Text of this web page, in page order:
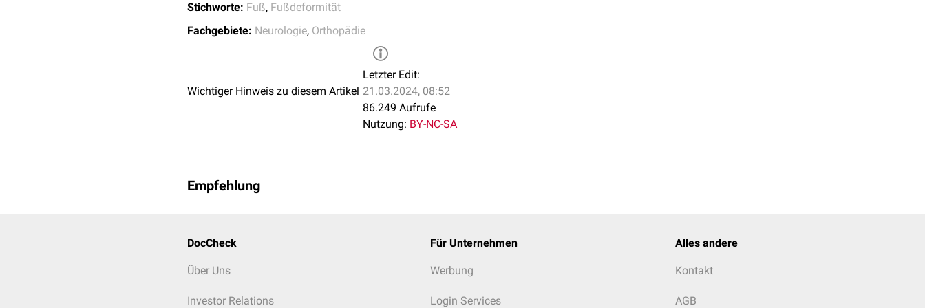
Stichworte: Fuß, Fußdeformität
Fachgebiete: Neurologie, Orthopädie
Wichtiger Hinweis zu diesem Artikel
Letzter Edit:
21.03.2024, 08:52
86.249 Aufrufe
Nutzung: BY-NC-SA
Empfehlung
DocCheck
Über Uns
Investor Relations
Für Unternehmen
Werbung
Login Services
Alles andere
Kontakt
AGB